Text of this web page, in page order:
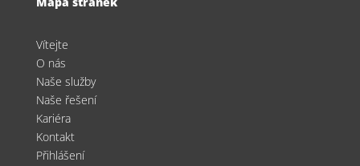
Vítejte
O nás
Naše služby
Naše řešení
Kariéra
Kontakt
Přihlášení